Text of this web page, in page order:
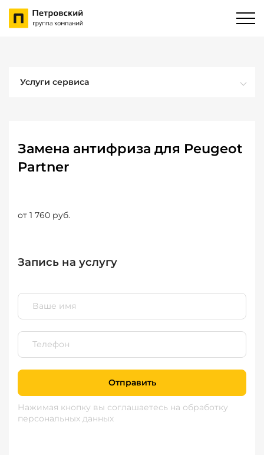
Услуги сервиса
Замена антифриза для Peugeot
Partner
от 1 760 руб.
Запись на услугу
Отправить
Нажимая кнопку вы соглашаетесь на обработку
персональных данных